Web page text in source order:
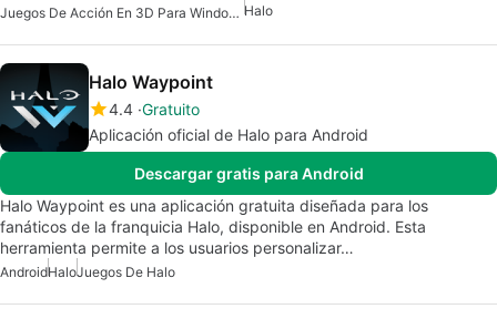
Juegos De Acción En 3D Para Windows Halo
Halo Waypoint
4.4 Gratuito
Aplicación oficial de Halo para Android
Descargar gratis para Android
Halo Waypoint es una aplicación gratuita diseñada para los
fanáticos de la franquicia Halo, disponible en Android. Esta
herramienta permite a los usuarios personalizar…
AndroidHaloJuegos De Halo